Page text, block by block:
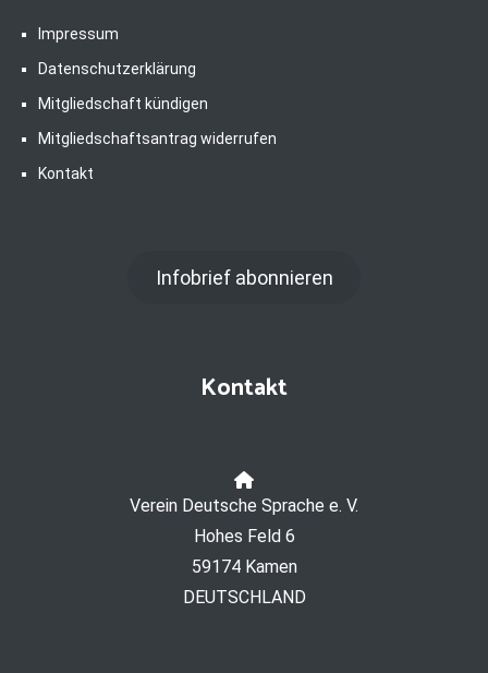
Impressum
Datenschutzerklärung
Mitgliedschaft kündigen
Mitgliedschaftsantrag widerrufen
Kontakt
Infobrief abonnieren
Kontakt
Verein Deutsche Sprache e. V.
Hohes Feld 6
59174 Kamen
DEUTSCHLAND